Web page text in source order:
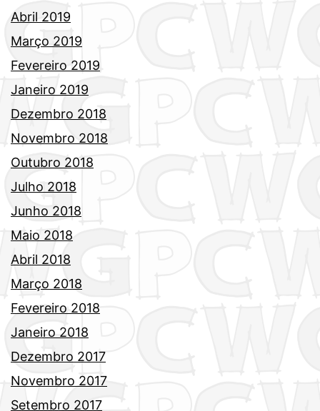
Abril 2019
Março 2019
Fevereiro 2019
Janeiro 2019
Dezembro 2018
Novembro 2018
Outubro 2018
Julho 2018
Junho 2018
Maio 2018
Abril 2018
Março 2018
Fevereiro 2018
Janeiro 2018
Dezembro 2017
Novembro 2017
Setembro 2017